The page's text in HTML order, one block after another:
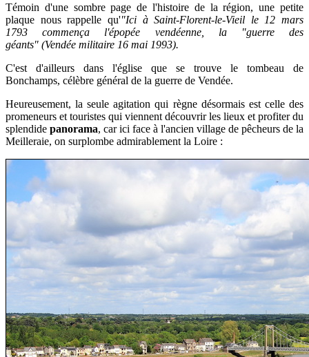
Témoin d'une sombre page de l'histoire de la région, une petite
plaque nous rappelle qu'"Ici à Saint-Florent-le-Vieil le 12 mars
1793commença l'épopée vendéenne, la "guerre des
géants" (Vendée militaire 16 mai 1993).
C'est d'ailleurs dans l'église que se trouve le tombeau de
Bonchamps, célèbre général de la guerre de Vendée.
Heureusement, la seule agitation qui règne désormais est celle des
promeneurs et touristes qui viennent découvrir les lieux et profiter du
splendide panorama, car ici face à l'ancien village de pêcheurs de la
Meilleraie, on surplombe admirablement la Loire :